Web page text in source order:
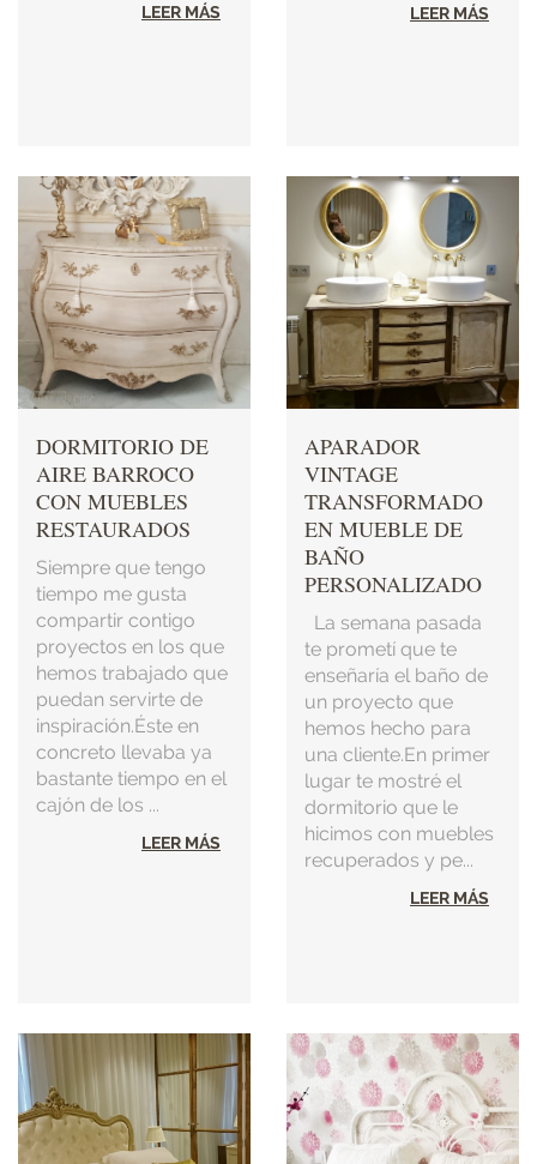
LEER MÁS LEER MÁS
DORMITORIO DE
AIRE BARROCO
CON MUEBLES
RESTAURADOS
Siempre que tengo
tiempo me gusta
compartir contigo
proyectos en los que
hemos trabajado que
puedan servirte de
inspiración.Éste en
concreto llevaba ya
bastante tiempo en el
cajón de los ...
LEER MÁS
APARADOR
VINTAGE
TRANSFORMADO
EN MUEBLE DE
BAÑO
PERSONALIZADO
La semana pasada
te prometí que te
enseñaría el baño de
un proyecto que
hemos hecho para
una cliente.En primer
lugar te mostré el
dormitorio que le
hicimos con muebles
recuperados y pe...
LEER MÁS